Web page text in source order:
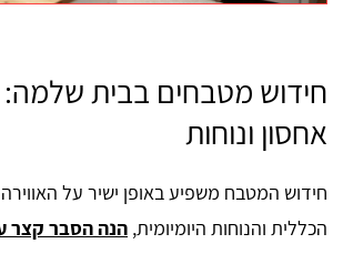
חידוש מטבחים בבית שלמה:
אחסון ונוחות
חידוש המטבח משפיע באופן ישיר על
הכללית והנוחות היומיומית, הנה הסבר קצר